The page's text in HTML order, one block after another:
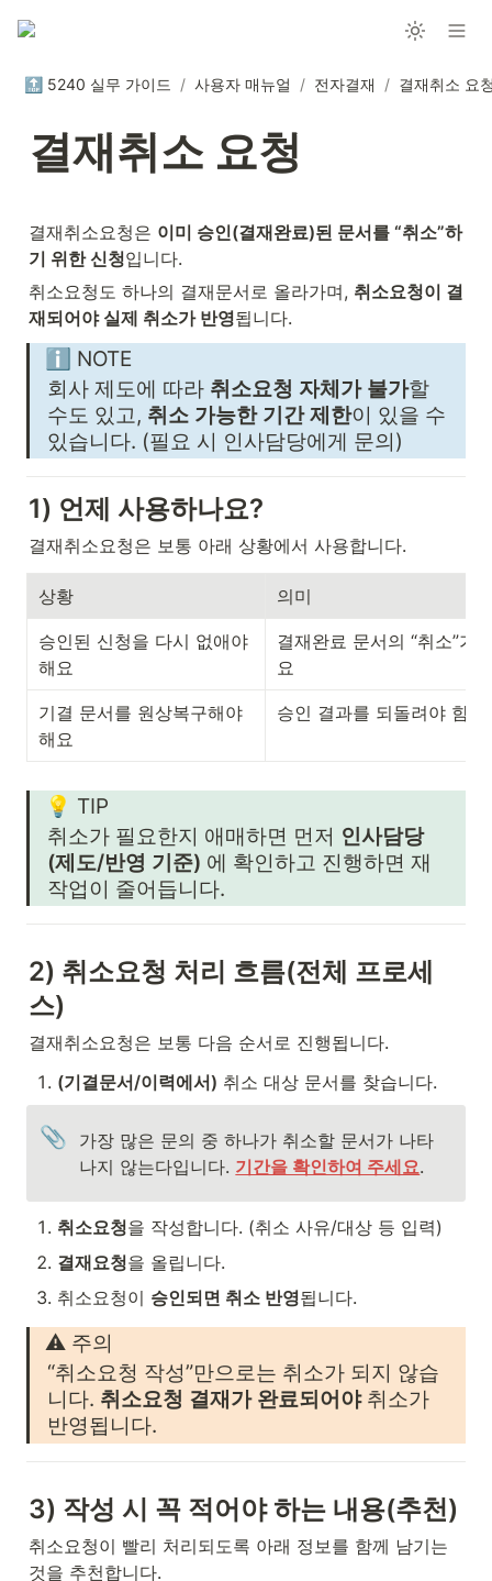
🔝 5240 실무 가이드 / 사용자 매뉴얼 / 전자결재 / 결재취소 요
결재취소 요청
결재취소요청은 이미 승인(결재완료)된 문서를 “취소”하
기 위한 신청입니다.
취소요청도 하나의 결재문서로 올라가며, 취소요청이 결
재되어야 실제 취소가 반영됩니다.
ℹ️ NOTE
회사 제도에 따라 취소요청 자체가 불가할
수도 있고, 취소 가능한 기간 제한이 있을 수
있습니다. (필요 시 인사담당에게 문의)
1) 언제 사용하나요?
결재취소요청은 보통 아래 상황에서 사용합니다.
상황 의미
승인된 신청을 다시 없애야
해요
결재완료 문서의 “취소”가
요
기결 문서를 원상복구해야
해요
승인 결과를 되돌려야 함
💡 TIP
취소가 필요한지 애매하면 먼저 인사담당
(제도/반영 기준) 에 확인하고 진행하면 재
작업이 줄어듭니다.
2) 취소요청 처리 흐름(전체 프로세
스)
결재취소요청은 보통 다음 순서로 진행됩니다.
(기결문서/이력에서) 취소 대상 문서를 찾습니다.
📎
가장 많은 문의 중 하나가 취소할 문서가 나타
나지 않는다입니다. 기간을 확인하여 주세요.
취소요청을 작성합니다. (취소 사유/대상 등 입력)
결재요청을 올립니다.
취소요청이 승인되면 취소 반영됩니다.
⚠️ 주의
“취소요청 작성”만으로는 취소가 되지 않습
니다. 취소요청 결재가 완료되어야 취소가
반영됩니다.
3) 작성 시 꼭 적어야 하는 내용(추천)
취소요청이 빨리 처리되도록 아래 정보를 함께 남기는
것을 추천합니다.